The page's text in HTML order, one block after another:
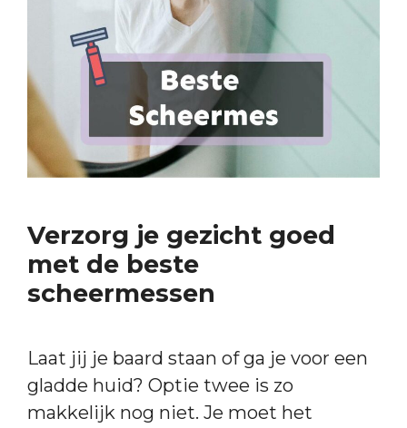
Verzorg je gezicht goed
met de beste
scheermessen
Laat jij je baard staan of ga je voor een
gladde huid? Optie twee is zo
makkelijk nog niet. Je moet het